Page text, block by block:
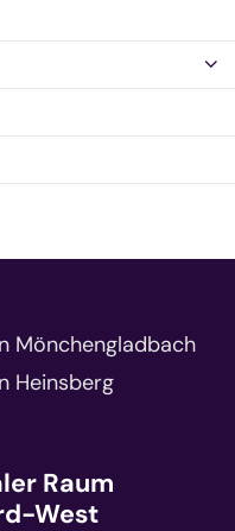
Mönchengladbach
Heinsberg
Raum
West